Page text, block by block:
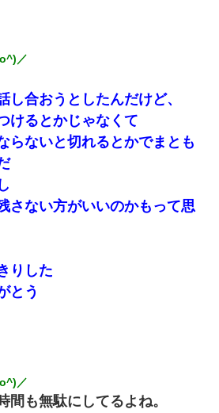
しまった・・・
す」 ワイ「知らんわｗどうせ死ぬなら
果ｗｗｗｗｗ
くなってしまった結果ｗｗｗｗｗｗｗ
一方的に「もう冷めた」と離婚切り出
、ゲームで盛り上がってさぁ寝よう！
音が…彼「ちょっと待ってて」→勢い
と…
貰った俺、告げられた結婚条件にブチ切
／
し合おうとしたんだけど、
けるとかじゃなくて
らないと切れるとかでまとも
さない方がいいのかもって思
りした
とう
／
間も無駄にしてるよね。